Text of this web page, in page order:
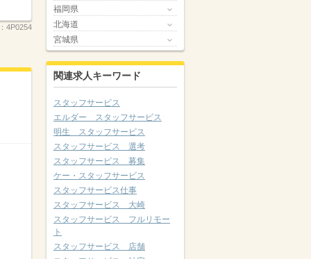
4P0254
福岡県
北海道
宮城県
関連求人キーワード
スタッフサービス
エルダー スタッフサービス
明生 スタッフサービス
スタッフサービス 選考
スタッフサービス 募集
ケー・スタッフサービス
スタッフサービス仕事
スタッフサービス 大崎
スタッフサービス フルリモー
ト
スタッフサービス 店舗